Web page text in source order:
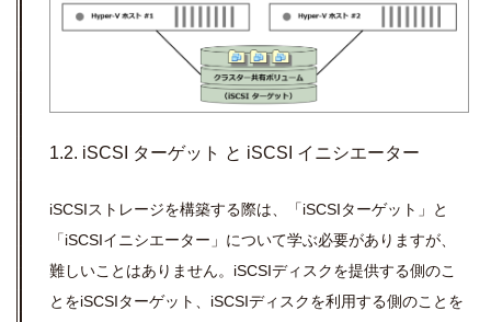
1.2. iSCSI ターゲット と iSCSI イニシエーター
iSCSIストレージを構築する際は、「iSCSIターゲット」と
「iSCSIイニシエーター」について学ぶ必要がありますが、
難しいことはありません。iSCSIディスクを提供する側のこ
とをiSCSIターゲット、iSCSIディスクを利用する側のことを